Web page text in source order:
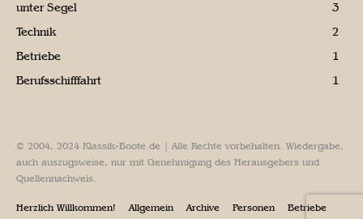
unter Segel
3
Technik
2
Betriebe
1
Berufsschifffahrt
1
© 2004, 2024 Klassik-Boote.de | Alle Rechte vorbehalten. Wiedergabe,
auch auszugsweise, nur mit Genehmigung des Herausgebers und
Quellennachweis.
Herzlich Willkommen! Allgemein Archive Personen
Betriebe